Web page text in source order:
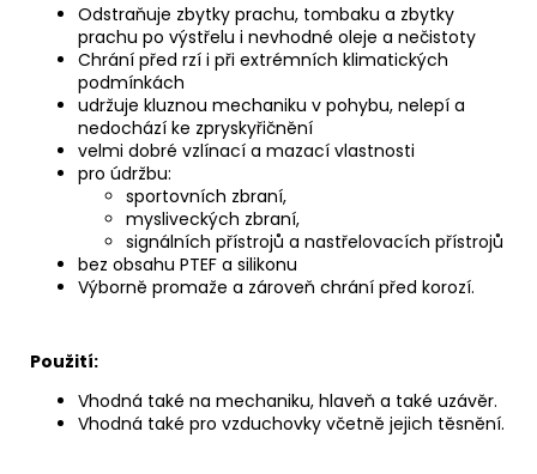
Odstraňuje zbytky prachu, tombaku a zbytky
prachu po výstřelu i nevhodné oleje a nečistoty
Chrání před rzí i při extrémních klimatických
podmínkách
udržuje kluznou mechaniku v pohybu, nelepí a
nedochází ke zpryskyřičnění
velmi dobré vzlínací a mazací vlastnosti
pro údržbu:
sportovních zbraní,
mysliveckých zbraní,
signálních přístrojů a nastřelovacích přístrojů
bez obsahu PTEF a silikonu
Výborně promaže a zároveň chrání před korozí.
Použití:
Vhodná také na mechaniku, hlaveň a také uzávěr.
Vhodná také pro vzduchovky včetně jejich těsnění.